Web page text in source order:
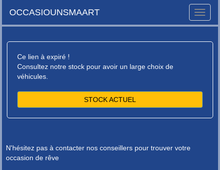
Toggle
OCCASIOUNSMAART
Ce lien à expiré !
Consultez notre stock pour avoir un large choix de
véhicules.
STOCK ACTUEL
N'hésitez pas à contacter nos conseillers pour trouver votre
occasion de rêve